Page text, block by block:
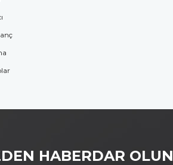
HABERDAR OLUN